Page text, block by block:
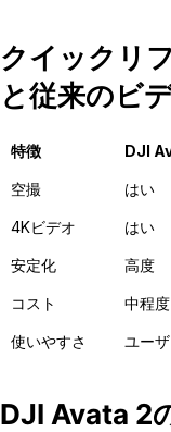
クイックリ
と従来のビ
特徴 DJI
空撮 はい
4Kビデオ はい
安定化 高度
コスト 中程度
使いやすさ ユー
DJI Avata 2